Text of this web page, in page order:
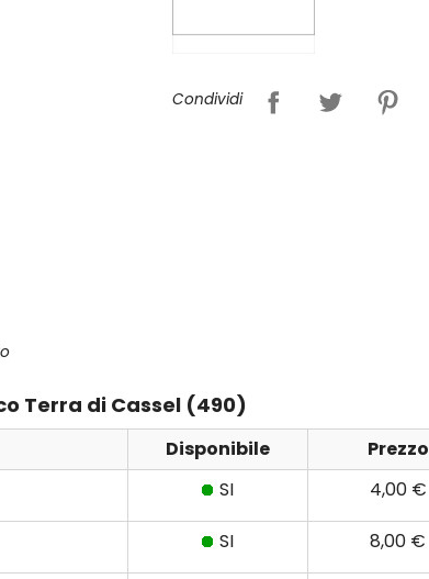
Condividi
Terra di Cassel (490)
Disponibile Prezzo
SI 4,00 €
SI 8,00 €